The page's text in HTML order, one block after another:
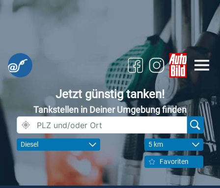
Jetzt günstig tanken!
Tankstellen in Deiner Umgebung finden
Diesel 5 km
Favoriten